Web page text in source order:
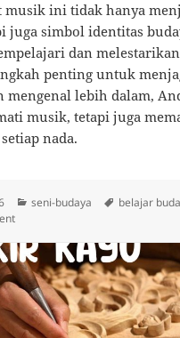
musik ini tidak hanya
juga simbol identitas
dan
penting untuk
mengenal lebih dalam,
musik, tetapi juga
nada.
Categories
seni-budaya Tags
belajar
on Alat Musik Tionghoa: